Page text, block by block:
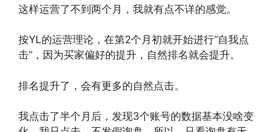
这样运营了不到两个月，我就有点不详的感觉。
按YL的运营理论，在第2个月初就开始进行“自我点
击”，因为买家偏好的提升，自然排名就会提升。
排名提升了，会有更多的自然点击。
我点击了半个月后，发现3个账号的数据基本没啥变